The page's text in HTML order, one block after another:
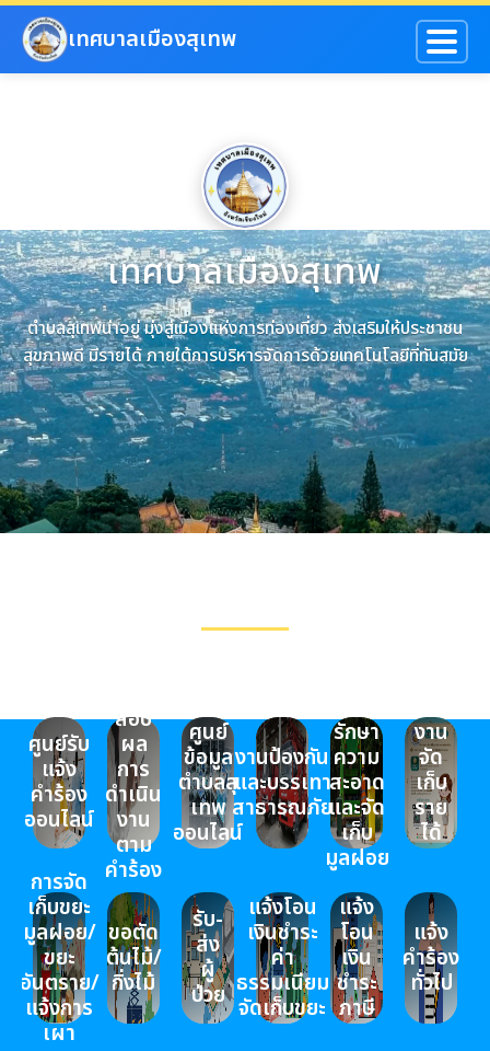
ข้ามไปยังเนื้อหาหลัก
เทศบาลเมืองสุเทพ
เทศบาลเมืองสุเทพ
ตำบลสุเทพน่าอยู่ มุ่งสู่เมืองแห่งการท่องเที่ยว ส่งเสริมให้ประชาชน
สุขภาพดี มีรายได้ ภายใต้การบริหารจัดการด้วยเทคโนโลยีที่ทันสมัย
เทศบาลเมืองสุเทพ
ยินดีต้อนรับเข้าสู่เว็บไซต์ของเทศบาลเมืองสุเทพ
ศูนย์รับ
แจ้ง
คำร้อง
ออนไลน์
สอบ
ผล
การ
ดำเนิน
งาน
ตาม
คำร้อง
ศูนย์
ข้อมูล
ตำบลสุ
เทพ
ออนไลน์
งานป้องกัน
และบรรเทา
สาธารณภัย
รักษา
ความ
สะอาด
และจัด
เก็บ
มูลฝอย
งาน
จัด
เก็บ
ราย
ได้
ขอรับ
ข้อมูล
ข่าวสาร
การจัด
เก็บขยะ
มูลฝอย/
ขยะ
อันตราย/
แจ้งการ
เผา
ขอตัด
ต้นไม้/
กิ่งไม้
รับ-
ส่ง
ผู้
ป่วย
แจ้งโอน
เงินชำระ
ค่า
ธรรมเนียม
จัดเก็บขยะ
แจ้ง
โอน
เงิน
ชำระ
ภาษี